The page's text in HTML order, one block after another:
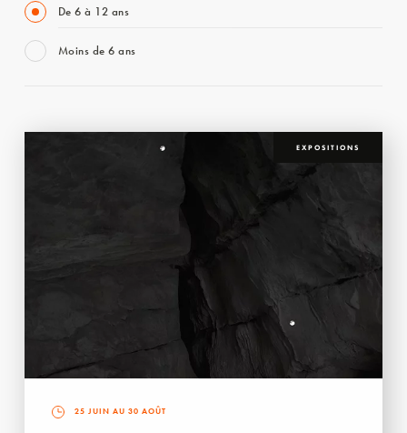
De 6 à 12 ans
Moins de 6 ans
EXPOSITIONS
25 JUIN AU 30 AOÛT